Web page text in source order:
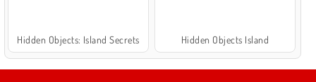
Hidden Objects: Island Secrets Hidden Objects Island